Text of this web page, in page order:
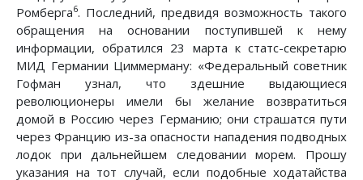
Ромберга6. Последний, предвидя возможность такого
обращения на основании поступившей к нему
информации, обратился 23 марта к статс-секретарю
МИД Германии Циммерману: «Федеральный советник
Гофман узнал, что здешние выдающиеся
революционеры имели бы желание возвратиться
домой в Россию через Германию; они страшатся пути
через Францию из-за опасности нападения подводных
лодок при дальнейшем следовании морем. Прошу
указания на тот случай, если подобные ходатайства